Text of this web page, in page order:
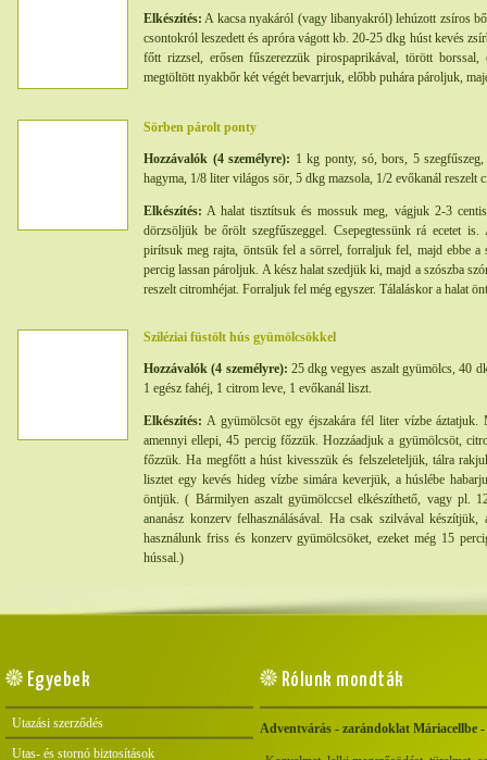
Elkészítés: A kacsa nyakáról (vagy libanyakról) lehúzott zsíros
csontokról leszedett és apróra vágott kb. 20-25 dkg húst kevés
főtt rizzsel, erősen fűszerezzük pirospaprikával, törött borssal,
megtöltött nyakbőr két végét bevarrjuk, előbb puhára pároljuk,
Sörben párolt ponty
Hozzávalók (4 személyre): 1 kg ponty, só, bors, 5
hagyma, 1/8 liter világos sör, 5 dkg mazsola, 1/2 evőkanál reszelt
Elkészítés: A halat tisztítsuk és mossuk meg, vágjuk 2-3
dörzsöljük be őrölt szegfűszeggel. Csepegtessünk rá ecetet
pirítsuk meg rajta, öntsük fel a sörrel, forraljuk fel, majd ebbe a
percig lassan pároljuk. A kész halat szedjük ki, majd a szószba
reszelt citromhéjat. Forraljuk fel még egyszer. Tálaláskor a halat
Sziléziai füstölt hús gyümölcsökkel
Hozzávalók (4 személyre): 25 dkg vegyes aszalt gyümölcs, 40
1 egész fahéj, 1 citrom leve, 1 evőkanál liszt.
Elkészítés: A gyümölcsöt egy éjszakára fél liter vízbe
amennyi ellepi, 45 percig főzzük. Hozzáadjuk a gyümölcsöt,
főzzük. Ha megfőtt a húst kivesszük és felszeleteljük, tálra
lisztet egy kevés hideg vízbe simára keverjük, a húslébe
öntjük. ( Bármilyen aszalt gyümölccsel elkészíthető, vagy pl.
ananász konzerv felhasználásával. Ha csak szilvával
használunk friss és konzerv gyümölcsöket, ezeket még 15
hússal.)
Egyebek
Utazási szerződés
Utas- és stornó biztosítások
Rólunk mondták
Adventvárás - zarándoklat Máriacellbe -